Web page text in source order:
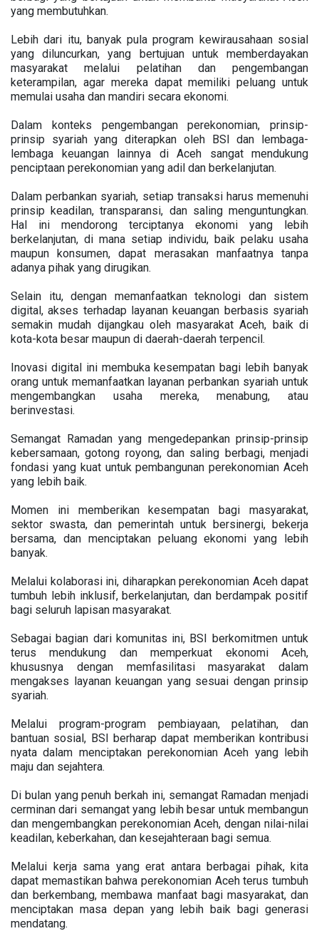
yang membutuhkan.
Lebih dari itu, banyak pula program kewirausahaan sosial
yang diluncurkan, yang bertujuan untuk memberdayakan
masyarakat melalui pelatihan dan pengembangan
keterampilan, agar mereka dapat memiliki peluang untuk
memulai usaha dan mandiri secara ekonomi.
Dalam konteks pengembangan perekonomian, prinsip-
prinsip syariah yang diterapkan oleh BSI dan lembaga-
lembaga keuangan lainnya di Aceh sangat mendukung
penciptaan perekonomian yang adil dan berkelanjutan.
Dalam perbankan syariah, setiap transaksi harus memenuhi
prinsip keadilan, transparansi, dan saling menguntungkan.
Hal ini mendorong terciptanya ekonomi yang lebih
berkelanjutan, di mana setiap individu, baik pelaku usaha
maupun konsumen, dapat merasakan manfaatnya tanpa
adanya pihak yang dirugikan.
Selain itu, dengan memanfaatkan teknologi dan sistem
digital, akses terhadap layanan keuangan berbasis syariah
semakin mudah dijangkau oleh masyarakat Aceh, baik di
kota-kota besar maupun di daerah-daerah terpencil.
Inovasi digital ini membuka kesempatan bagi lebih banyak
orang untuk memanfaatkan layanan perbankan syariah untuk
mengembangkan usaha mereka, menabung, atau
berinvestasi.
Semangat Ramadan yang mengedepankan prinsip-prinsip
kebersamaan, gotong royong, dan saling berbagi, menjadi
fondasi yang kuat untuk pembangunan perekonomian Aceh
yang lebih baik.
Momen ini memberikan kesempatan bagi masyarakat,
sektor swasta, dan pemerintah untuk bersinergi, bekerja
bersama, dan menciptakan peluang ekonomi yang lebih
banyak.
Melalui kolaborasi ini, diharapkan perekonomian Aceh dapat
tumbuh lebih inklusif, berkelanjutan, dan berdampak positif
bagi seluruh lapisan masyarakat.
Sebagai bagian dari komunitas ini, BSI berkomitmen untuk
terus mendukung dan memperkuat ekonomi Aceh,
khususnya dengan memfasilitasi masyarakat dalam
mengakses layanan keuangan yang sesuai dengan prinsip
syariah.
Melalui program-program pembiayaan, pelatihan, dan
bantuan sosial, BSI berharap dapat memberikan kontribusi
nyata dalam menciptakan perekonomian Aceh yang lebih
maju dan sejahtera.
Di bulan yang penuh berkah ini, semangat Ramadan menjadi
cerminan dari semangat yang lebih besar untuk membangun
dan mengembangkan perekonomian Aceh, dengan nilai-nilai
keadilan, keberkahan, dan kesejahteraan bagi semua.
Melalui kerja sama yang erat antara berbagai pihak, kita
dapat memastikan bahwa perekonomian Aceh terus tumbuh
dan berkembang, membawa manfaat bagi masyarakat, dan
menciptakan masa depan yang lebih baik bagi generasi
mendatang.